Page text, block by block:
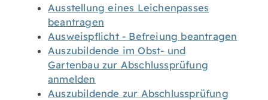
Ausstellung eines Leichenpasses
beantragen
Ausweispflicht - Befreiung beantragen
Auszubildende im Obst- und
Gartenbau zur Abschlussprüfung
anmelden
Auszubildende zur Abschlussprüfung